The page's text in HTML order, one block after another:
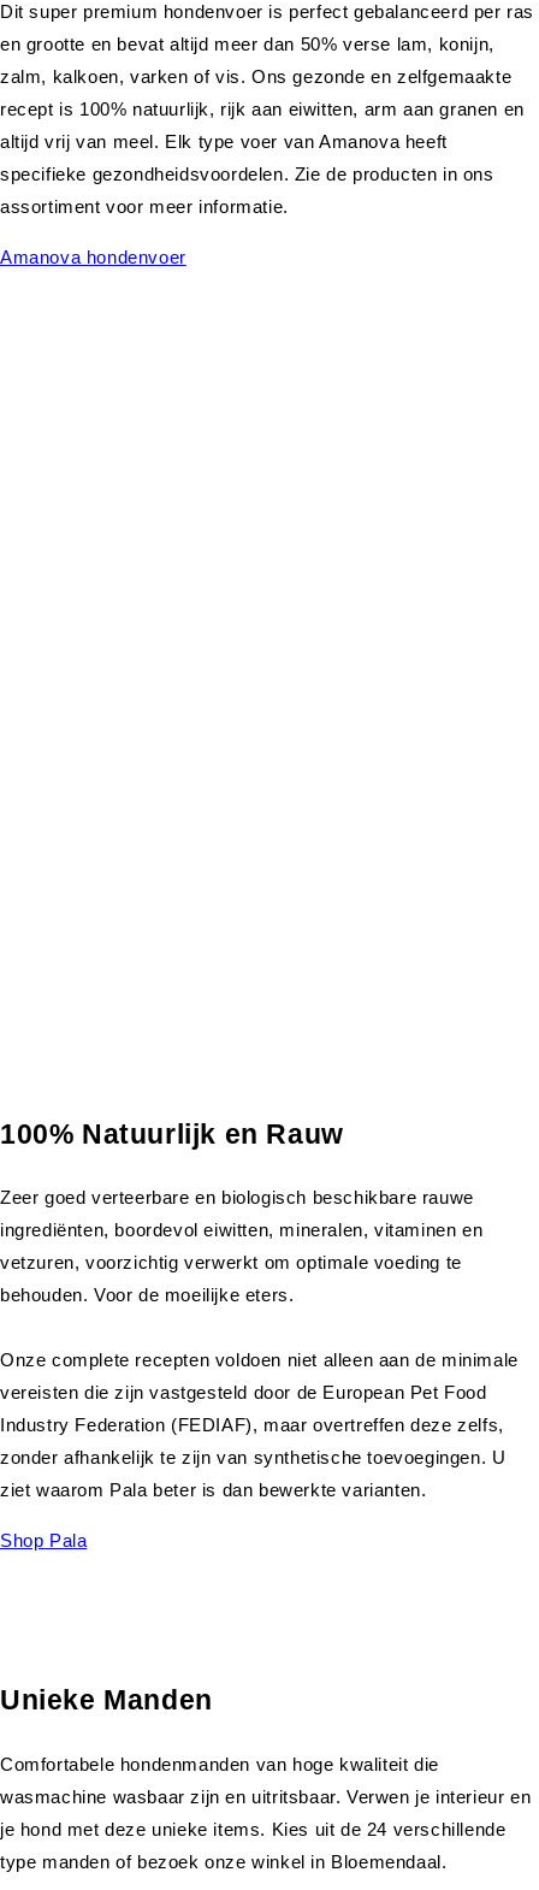
Dit super premium hondenvoer is perfect gebalanceerd per ras
en grootte en bevat altijd meer dan 50% verse lam, konijn,
zalm, kalkoen, varken of vis. Ons gezonde en zelfgemaakte
recept is 100% natuurlijk, rijk aan eiwitten, arm aan granen en
altijd vrij van meel. Elk type voer van Amanova heeft
specifieke gezondheidsvoordelen. Zie de producten in ons
assortiment voor meer informatie.
Amanova hondenvoer
100% Natuurlijk en Rauw
Zeer goed verteerbare en biologisch beschikbare rauwe
ingrediënten, boordevol eiwitten, mineralen, vitaminen en
vetzuren, voorzichtig verwerkt om optimale voeding te
behouden. Voor de moeilijke eters.
Onze complete recepten voldoen niet alleen aan de minimale
vereisten die zijn vastgesteld door de European Pet Food
Industry Federation (FEDIAF), maar overtreffen deze zelfs,
zonder afhankelijk te zijn van synthetische toevoegingen. U
ziet waarom Pala beter is dan bewerkte varianten.
Shop Pala
Unieke Manden
Comfortabele hondenmanden van hoge kwaliteit die
wasmachine wasbaar zijn en uitritsbaar. Verwen je interieur en
je hond met deze unieke items. Kies uit de 24 verschillende
type manden of bezoek onze winkel in Bloemendaal.